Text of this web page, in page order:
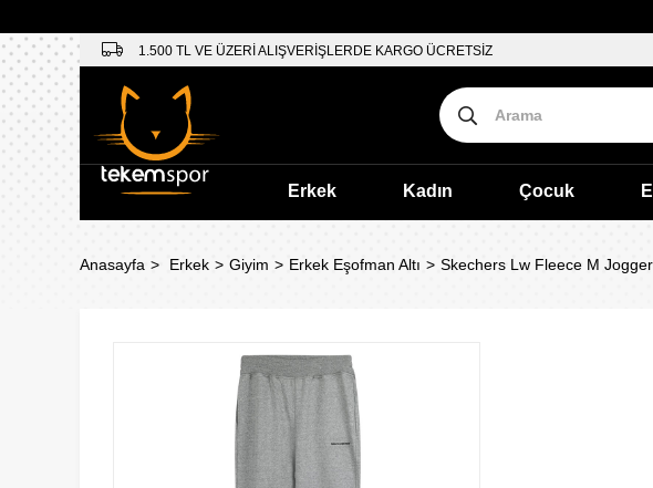
1.500 TL VE ÜZERİ ALIŞVERİŞLERDE KARGO ÜCRETSİZ
Erkek Kadın Çocuk
Anasayfa Erkek Giyim Erkek Eşofman Altı Skechers Lw Fleece M